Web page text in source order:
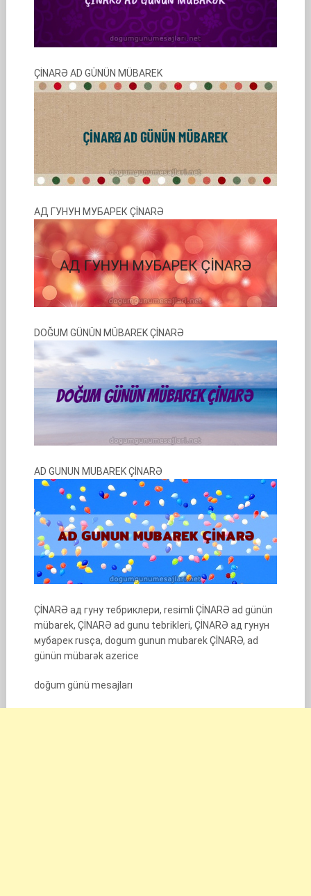
ÇİNARƏ AD GÜNÜN MÜBAREK
АД ГУНУН МУБАРЕК ÇİNARƏ
DOĞUM GÜNÜN MÜBAREK ÇİNARƏ
AD GUNUN MUBAREK ÇİNARƏ
ÇİNARƏ ад гуну тебриклери, resimli ÇİNARƏ ad günün
mübarek, ÇİNARƏ ad gunu tebrikleri, ÇİNARƏ ад гунун
мубарек rusça, dogum gunun mubarek ÇİNARƏ, ad
günün mübarək azerice
doğum günü mesajları